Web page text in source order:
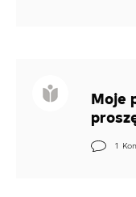
Moje
1